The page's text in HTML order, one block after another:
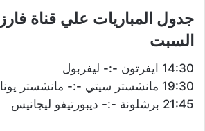
جدول المباريات علي قناة
السبت
14:30 ايفرتون -:- ليفربول
19:30 مانشستر سيتي -:- مانشستر يونايتد
21:45 برشلونة -:- ديبورتيفو ليجانيس